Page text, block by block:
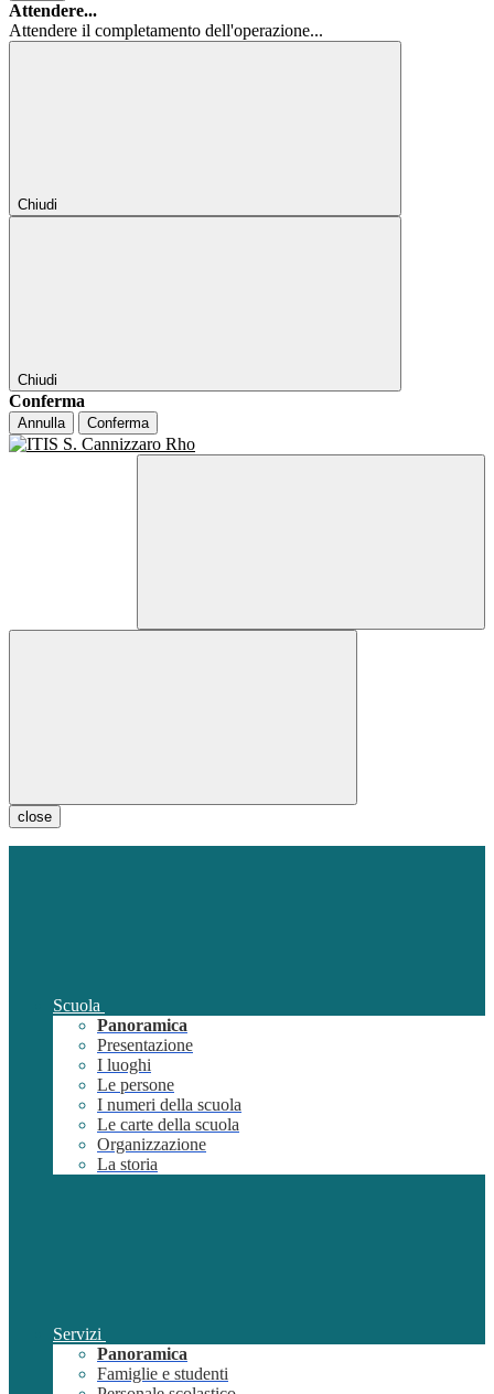
Attendere...
Attendere il completamento dell'operazione...
Chiudi
Chiudi
Conferma
Annulla Conferma
close
Scuola
Panoramica
Presentazione
I luoghi
Le persone
I numeri della scuola
Le carte della scuola
Organizzazione
La storia
Servizi
Panoramica
Famiglie e studenti